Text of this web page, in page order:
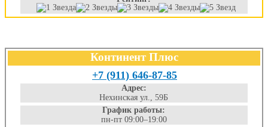
Континент Плюс
+7 (911) 646-87-85
Адрес:
Нехинская ул., 59Б
График работы:
пн-пт 09:00–19:00